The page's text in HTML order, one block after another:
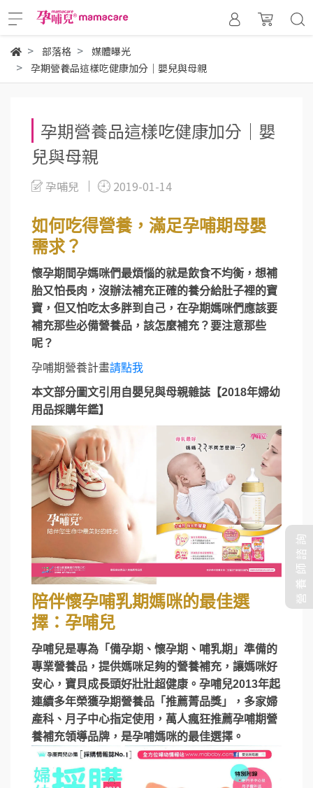
部落格
媒體曝光
孕期營養品這樣吃健康加分｜嬰兒與母親
孕期營養品這樣吃健康加分｜嬰
兒與母親
孕哺兒 2019-01-14
如何吃得營養，滿足孕哺期母嬰
需求？
懷孕期間孕媽咪們最煩惱的就是飲食不均衡，想補
胎又怕長肉，沒辦法補充正確的養分給肚子裡的寶
寶，但又怕吃太多胖到自己，在孕期媽咪們應該要
補充那些必備營養品，該怎麼補充？要注意那些
呢？
孕哺期營養計畫請點我
本文部分圖文引用自嬰兒與母親雜誌【2018年婦幼
用品採購年鑑】
陪伴懷孕哺乳期媽咪的最佳選
擇：孕哺兒
孕哺兒是專為「備孕期、懷孕期、哺乳期」準備的
專業營養品，提供媽咪足夠的營養補充，讓媽咪好
安心，寶貝成長頭好壯壯超健康。孕哺兒2013年起
連續多年榮獲孕期營養品「推薦菁品獎」，多家婦
產科、月子中心指定使用，萬人瘋狂推薦孕哺期營
養補充領導品牌，是孕哺媽咪的最佳選擇。
營養師諮詢